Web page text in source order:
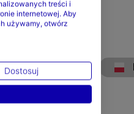
treści i
internetowej. Aby
używamy, otwórz
Dostosuj